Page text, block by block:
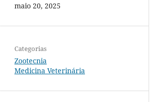
maio 20, 2025
Categorias
Zootecnia
Medicina Veterinária